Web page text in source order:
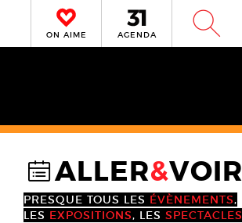
ON AIME AGENDA W
@ALLER&VOIR
PRESQUE TOUS LES ÉVÈNEMENTS,
LES EXPOSITIONS, LES SPECTACLES